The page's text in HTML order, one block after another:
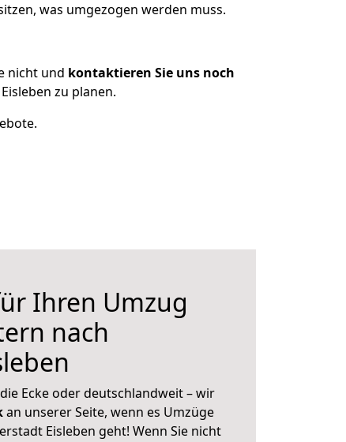
was umgezogen werden muss.
nicht und kontaktieren Sie uns noch
zu planen.
Ihren Umzug
nach
Ecke oder deutschlandweit – wir
an unserer Seite, wenn es Umzüge
Eisleben geht! Wenn Sie nicht